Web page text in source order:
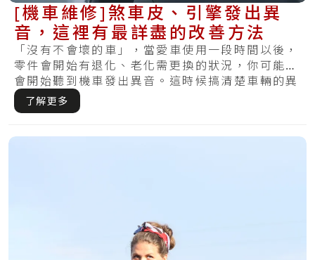
[機車維修]煞車皮、引擎發出異
音，這裡有最詳盡的改善方法
「沒有不會壞的車」，當愛車使用一段時間以後，
零件會開始有退化、老化需更換的狀況，你可能也
會開始聽到機車發出異音。這時候搞清楚車輛的異
音就.....
了解更多